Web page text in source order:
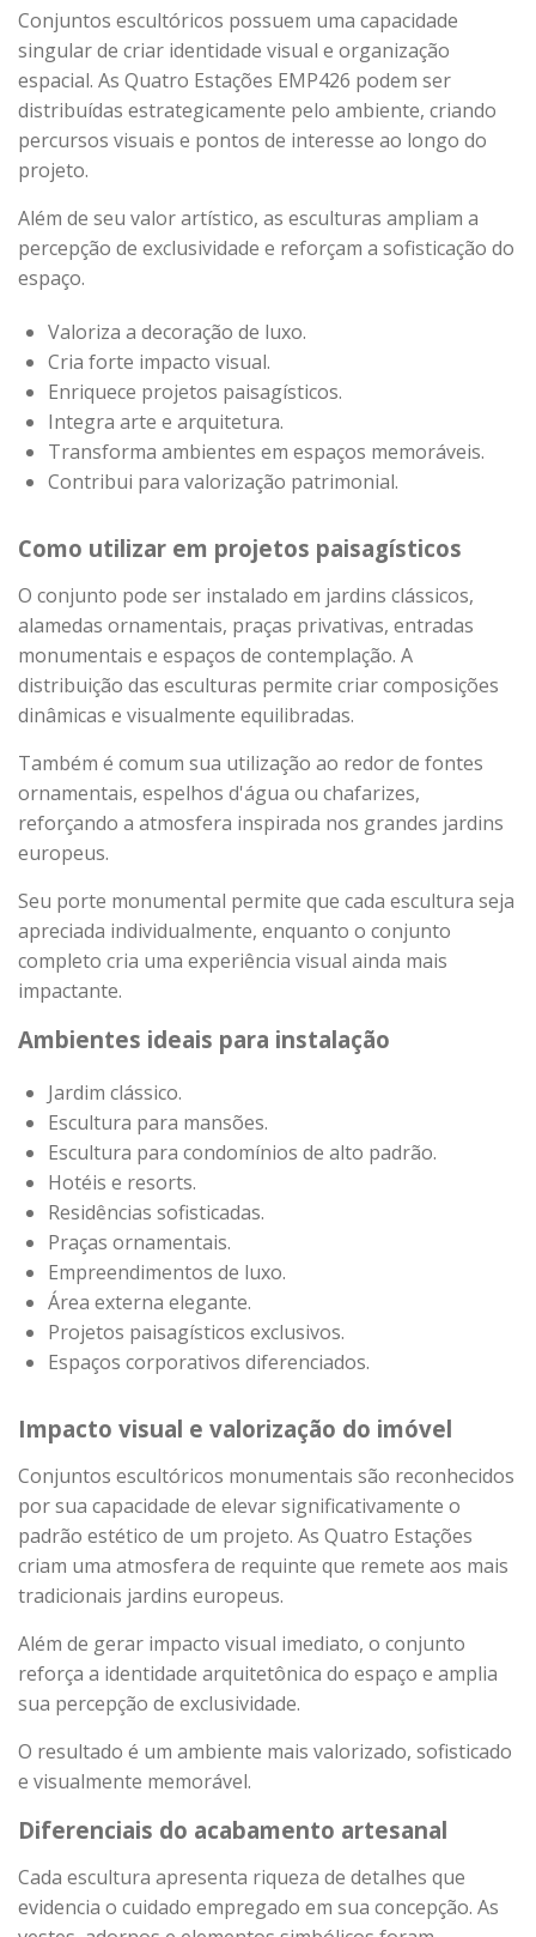
Conjuntos escultóricos possuem uma capacidade
singular de criar identidade visual e organização
espacial. As Quatro Estações EMP426 podem ser
distribuídas estrategicamente pelo ambiente, criando
percursos visuais e pontos de interesse ao longo do
projeto.
Além de seu valor artístico, as esculturas ampliam a
percepção de exclusividade e reforçam a sofisticação do
espaço.
Valoriza a decoração de luxo.
Cria forte impacto visual.
Enriquece projetos paisagísticos.
Integra arte e arquitetura.
Transforma ambientes em espaços memoráveis.
Contribui para valorização patrimonial.
Como utilizar em projetos paisagísticos
O conjunto pode ser instalado em jardins clássicos,
alamedas ornamentais, praças privativas, entradas
monumentais e espaços de contemplação. A
distribuição das esculturas permite criar composições
dinâmicas e visualmente equilibradas.
Também é comum sua utilização ao redor de fontes
ornamentais, espelhos d'água ou chafarizes,
reforçando a atmosfera inspirada nos grandes jardins
europeus.
Seu porte monumental permite que cada escultura seja
apreciada individualmente, enquanto o conjunto
completo cria uma experiência visual ainda mais
impactante.
Ambientes ideais para instalação
Jardim clássico.
Escultura para mansões.
Escultura para condomínios de alto padrão.
Hotéis e resorts.
Residências sofisticadas.
Praças ornamentais.
Empreendimentos de luxo.
Área externa elegante.
Projetos paisagísticos exclusivos.
Espaços corporativos diferenciados.
Impacto visual e valorização do imóvel
Conjuntos escultóricos monumentais são reconhecidos
por sua capacidade de elevar significativamente o
padrão estético de um projeto. As Quatro Estações
criam uma atmosfera de requinte que remete aos mais
tradicionais jardins europeus.
Além de gerar impacto visual imediato, o conjunto
reforça a identidade arquitetônica do espaço e amplia
sua percepção de exclusividade.
O resultado é um ambiente mais valorizado, sofisticado
e visualmente memorável.
Diferenciais do acabamento artesanal
Cada escultura apresenta riqueza de detalhes que
evidencia o cuidado empregado em sua concepção. As